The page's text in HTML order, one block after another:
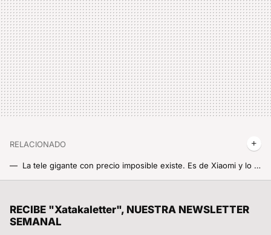
RELACIONADO
La tele gigante con precio imposible existe. Es de Xiaomi y lo tiene todo para convertirse en tu próximo cine en casa
RECIBE "Xatakaletter", NUESTRA NEWSLETTER
SEMANAL